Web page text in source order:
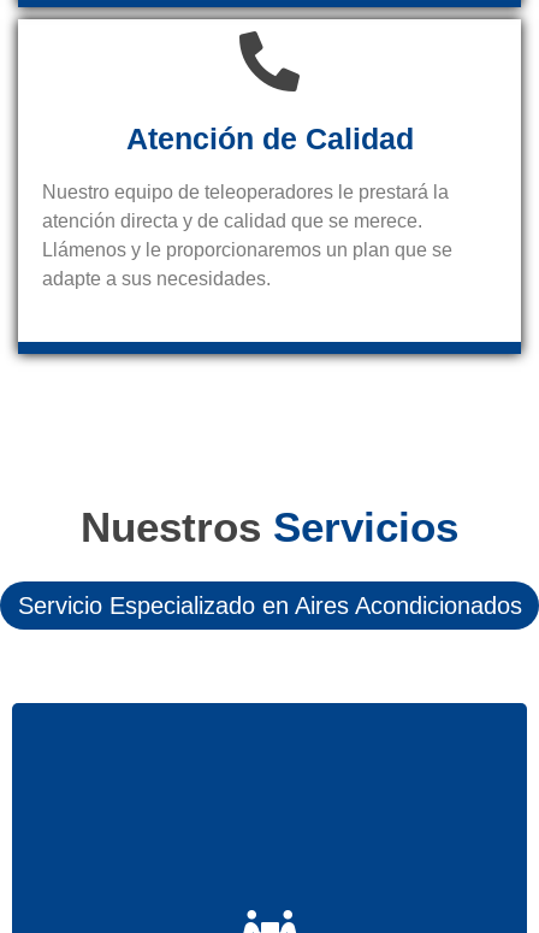
Atención de Calidad
Nuestro equipo de teleoperadores le prestará la
atención directa y de calidad que se merece.
Llámenos y le proporcionaremos un plan que se
adapte a sus necesidades.
Nuestros Servicios
Servicio Especializado en Aires Acondicionados
Realizamos la instalación de su equipo de Aire